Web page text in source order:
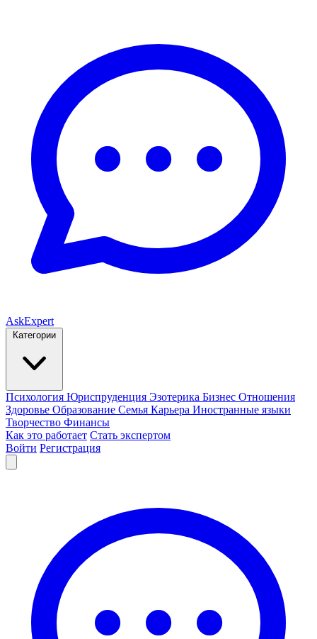
AskExpert
Категории
Психология Юриспруденция Эзотерика Бизнес Отношения
Здоровье Образование Семья Карьера Иностранные языки
Творчество Финансы
Как это работает Стать экспертом
Войти Регистрация